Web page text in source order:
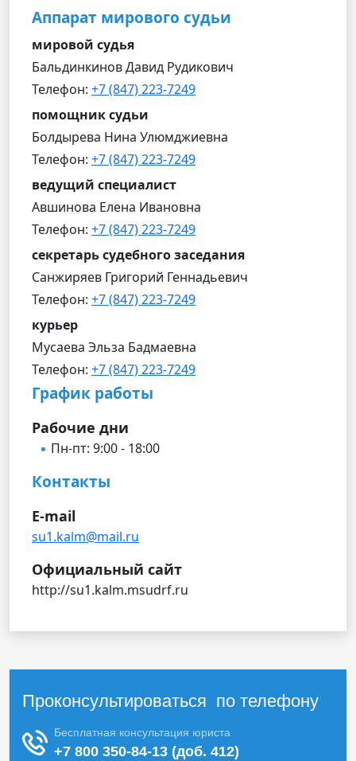
Аппарат мирового судьи
мировой судья
Бальдинкинов Давид Рудикович
Телефон: +7 (847) 223-7249
помощник судьи
Болдырева Нина Улюмджиевна
Телефон: +7 (847) 223-7249
ведущий специалист
Авшинова Елена Ивановна
Телефон: +7 (847) 223-7249
секретарь судебного заседания
Санжиряев Григорий Геннадьевич
Телефон: +7 (847) 223-7249
курьер
Мусаева Эльза Бадмаевна
Телефон: +7 (847) 223-7249
График работы
Рабочие дни
Пн-пт: 9:00 - 18:00
Контакты
E-mail
su1.kalm@mail.ru
Официальный сайт
http://su1.kalm.msudrf.ru